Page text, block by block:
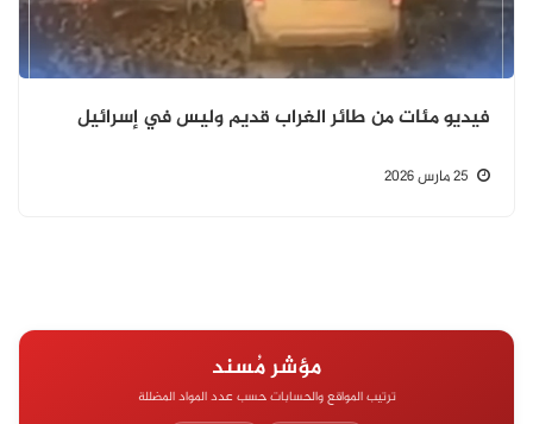
فيديو مئات من طائر الغراب قديم وليس في إسرائيل
مؤشر مُسند
ترتيب المواقع والحسابات حسب عدد المواد المضللة